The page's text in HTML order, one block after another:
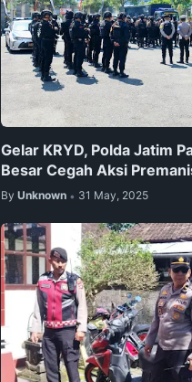
Gelar KRYD, Polda Jatim
Besar Cegah Aksi
By Unknown • 31 May, 2025